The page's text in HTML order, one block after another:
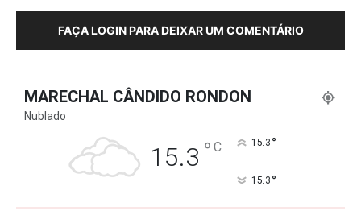
FAÇA LOGIN PARA DEIXAR UM COMENTÁRIO
MARECHAL CÂNDIDO RONDON
Nublado
15.3 ° C 15.3 °
15.3 °